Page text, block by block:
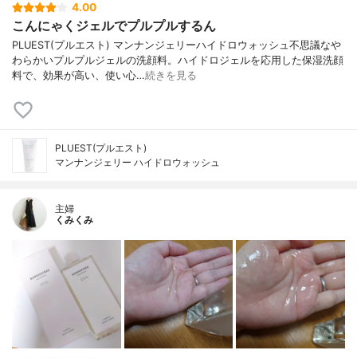
4.00
こんにゃくジェルでプルプルするん
PLUEST(プルエスト) マンナンジェリーハイドロウォッシュ不思議なや
わらかいプルプルジェルの洗顔料。ハイドロジェルを応用した保湿洗顔
料で、効果が高い、使い心…続きを見る
PLUEST(プルエスト)
マンナンジェリー ハイドロウォッシュ
主婦
くみくみ